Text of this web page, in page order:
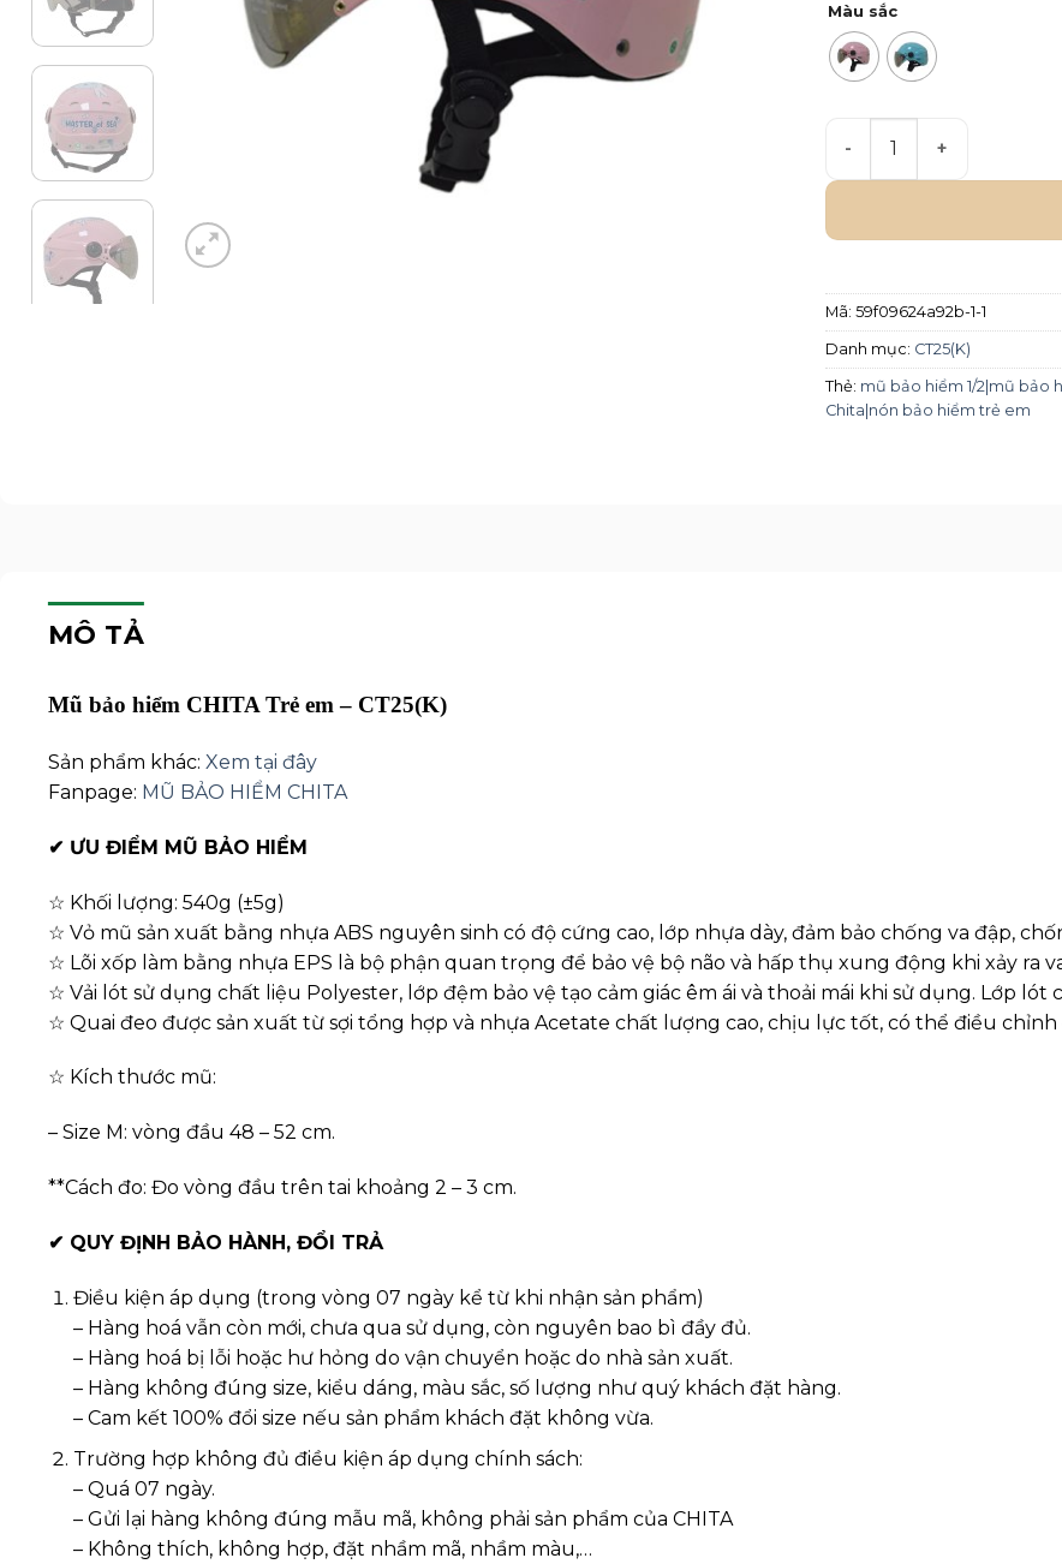
Màu sắc
Mã: 59f09624a92b-1-1
Danh mục: CT25(K)
Thẻ: mũ bảo hiểm 1/2|mũ bảo
Chita|nón bảo hiểm trẻ em
MÔ TẢ
Mũ bảo hiểm CHITA Trẻ em – CT25(K)
Sản phẩm khác: Xem tại đây
Fanpage: MŨ BẢO HIỂM CHITA
✔ ƯU ĐIỂM MŨ BẢO HIỂM
☆ Khối lượng: 540g (±5g)
☆ Vỏ mũ sản xuất bằng nhựa ABS nguyên sinh có độ cứng cao, lớp nhựa dày, đảm bảo chống va đập,
☆ Lõi xốp làm bằng nhựa EPS là bộ phận quan trọng để bảo vệ bộ não và hấp thụ xung động khi xảy ra
☆ Vải lót sử dụng chất liệu Polyester, lớp đệm bảo vệ tạo cảm giác êm ái và thoải mái khi sử dụng. Lớp lót
☆ Quai đeo được sản xuất từ sợi tổng hợp và nhựa Acetate chất lượng cao, chịu lực tốt, có thể điều chỉnh
☆ Kích thước mũ:
– Size M: vòng đầu 48 – 52 cm.
**Cách đo: Đo vòng đầu trên tai khoảng 2 – 3 cm.
✔ QUY ĐỊNH BẢO HÀNH, ĐỔI TRẢ
Điều kiện áp dụng (trong vòng 07 ngày kể từ khi nhận sản phẩm)
– Hàng hoá vẫn còn mới, chưa qua sử dụng, còn nguyên bao bì đầy đủ.
– Hàng hoá bị lỗi hoặc hư hỏng do vận chuyển hoặc do nhà sản xuất.
– Hàng không đúng size, kiểu dáng, màu sắc, số lượng như quý khách đặt hàng.
– Cam kết 100% đổi size nếu sản phẩm khách đặt không vừa.
Trường hợp không đủ điều kiện áp dụng chính sách:
– Quá 07 ngày.
– Gửi lại hàng không đúng mẫu mã, không phải sản phẩm của CHITA
– Không thích, không hợp, đặt nhầm mã, nhầm màu,…